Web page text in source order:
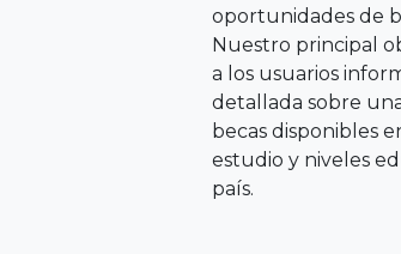
oportunidades de
Nuestro principal
a los usuarios
detallada sobre
becas disponibles
estudio y niveles
país.